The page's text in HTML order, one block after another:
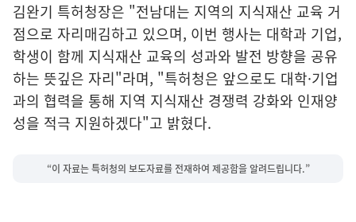
김완기 특허청장은 "전남대는 지역의 지식재산 교육 거
점으로 자리매김하고 있으며, 이번 행사는 대학과 기업,
학생이 함께 지식재산 교육의 성과와 발전 방향을 공유
하는 뜻깊은 자리"라며, "특허청은 앞으로도 대학·기업
과의 협력을 통해 지역 지식재산 경쟁력 강화와 인재양
성을 적극 지원하겠다"고 밝혔다.
“이 자료는 특허청의 보도자료를 전재하여 제공함을 알려드립니다.”